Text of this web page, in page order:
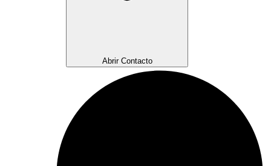
Abrir Contacto